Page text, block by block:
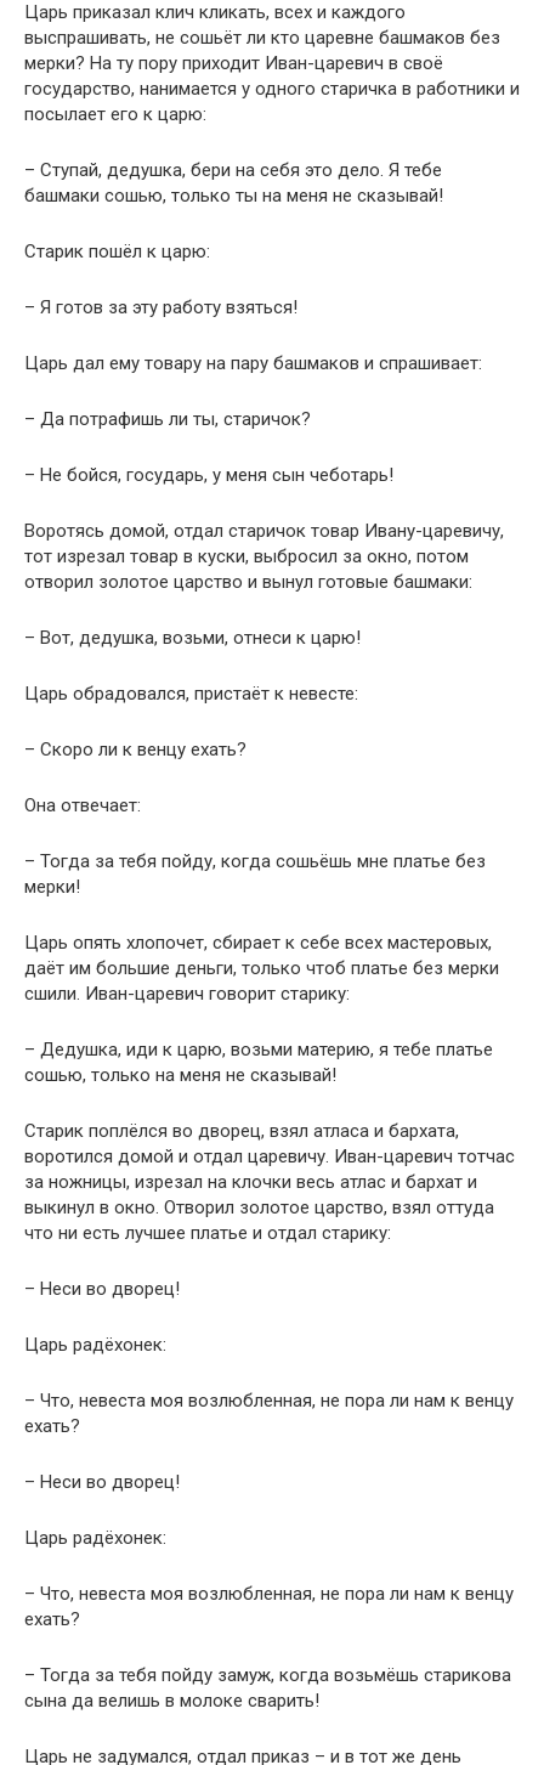
Царь приказал клич кликать, всех и каждого
выспрашивать, не сошьёт ли кто царевне башмаков без
мерки? На ту пору приходит Иван-царевич в своё
государство, нанимается у одного старичка в работники и
посылает его к царю:
– Ступай, дедушка, бери на себя это дело. Я тебе
башмаки сошью, только ты на меня не сказывай!
Старик пошёл к царю:
– Я готов за эту работу взяться!
Царь дал ему товару на пару башмаков и спрашивает:
– Да потрафишь ли ты, старичок?
– Не бойся, государь, у меня сын чеботарь!
Воротясь домой, отдал старичок товар Ивану-царевичу,
тот изрезал товар в куски, выбросил за окно, потом
отворил золотое царство и вынул готовые башмаки:
– Вот, дедушка, возьми, отнеси к царю!
Царь обрадовался, пристаёт к невесте:
– Скоро ли к венцу ехать?
Она отвечает:
– Тогда за тебя пойду, когда сошьёшь мне платье без
мерки!
Царь опять хлопочет, сбирает к себе всех мастеровых,
даёт им большие деньги, только чтоб платье без мерки
сшили. Иван-царевич говорит старику:
– Дедушка, иди к царю, возьми материю, я тебе платье
сошью, только на меня не сказывай!
Старик поплёлся во дворец, взял атласа и бархата,
воротился домой и отдал царевичу. Иван-царевич тотчас
за ножницы, изрезал на клочки весь атлас и бархат и
выкинул в окно. Отворил золотое царство, взял оттуда
что ни есть лучшее платье и отдал старику:
– Неси во дворец!
Царь радёхонек:
– Что, невеста моя возлюбленная, не пора ли нам к венцу
ехать?
– Неси во дворец!
Царь радёхонек:
– Что, невеста моя возлюбленная, не пора ли нам к венцу
ехать?
– Тогда за тебя пойду замуж, когда возьмёшь старикова
сына да велишь в молоке сварить!
Царь не задумался, отдал приказ – и в тот же день